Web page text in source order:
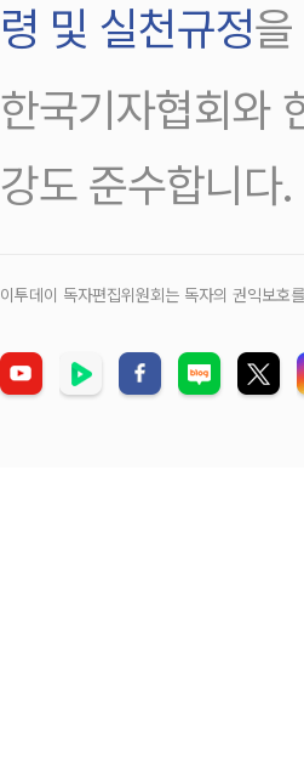
령 및 실천규정
한국기자협회와
강도 준수합니다.
이투데이 독자편집위원회는 독자의 권익보호